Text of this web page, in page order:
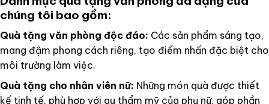
chúng tôi bao gồm:
Quà tặng văn phòng độc đáo: Các sản phẩm sáng tạo,
mang đậm phong cách riêng, tạo điểm nhấn đặc biệt cho
môi trường làm việc.
Quà tặng cho nhân viên nữ: Những món quà được thiết
kế tinh tế, phù hợp với gu thẩm mỹ của phụ nữ, góp phần